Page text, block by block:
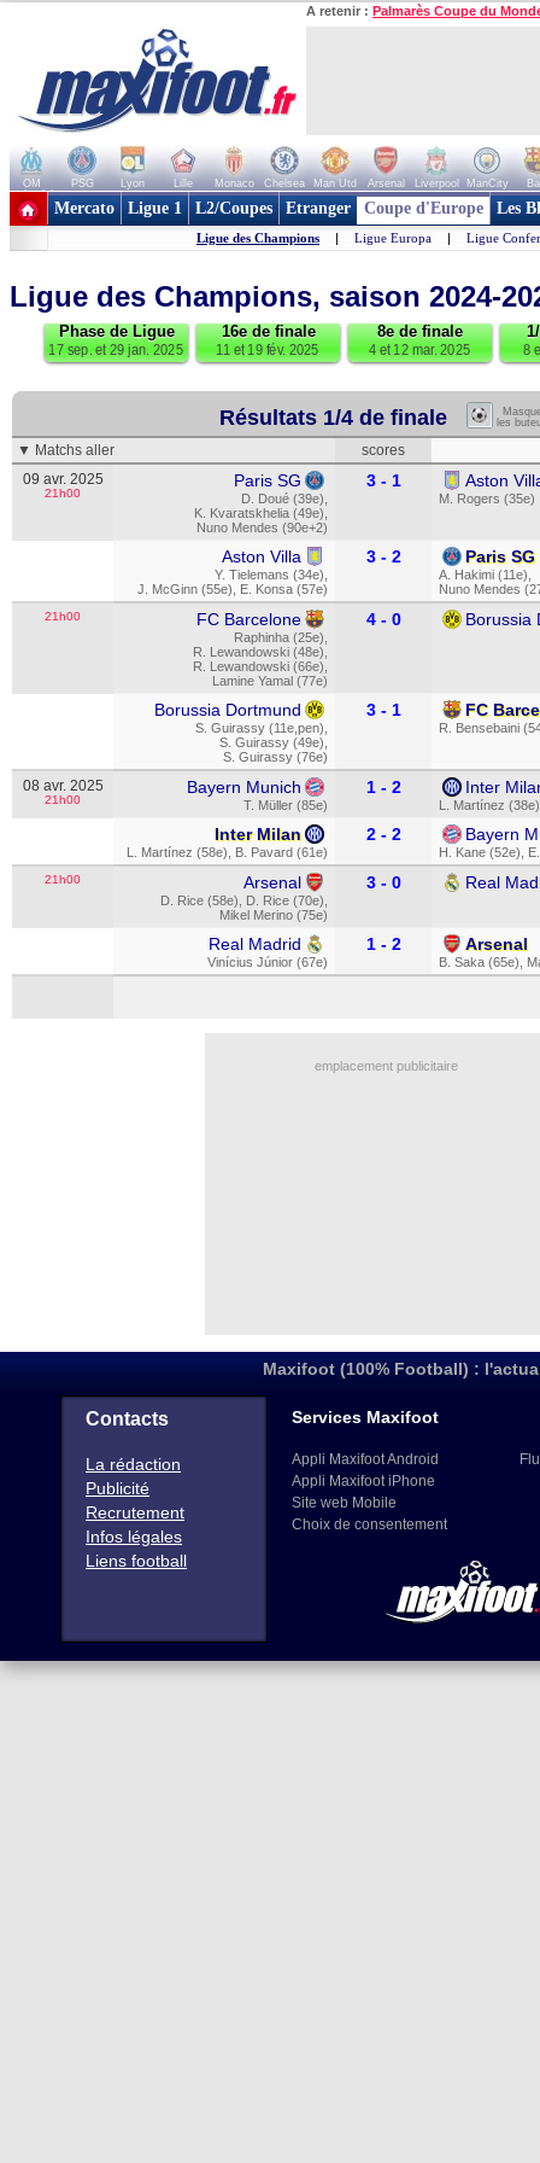
A retenir : Palmarès Coupe du
OM PSG Lyon Lille Monaco Chelsea Man Utd Arsenal Liverpool ManCity
+ de clubs
Mercato Ligue 1 L2/Coupes Etranger Coupe d'Europe Les
Ligue des Champions | Ligue Europa | Ligue
Ligue des Champions, saison 2024-
Phase de Ligue
17 sep. et 29 jan. 2025
16e de finale
11 et 19 fév. 2025
8e de finale
4 et 12 mar. 2025 8
Résultats 1/4 de finale
les
▼ Matchs aller
scores
09 avr. 2025
21h00
Paris SG
D. Doué (39e)
K. Kvaratskhelia (49e)
Nuno Mendes (90e+2)
3 - 1 Aston
M. Rogers (35e)
Aston Villa
Y. Tielemans (34e)
J. McGinn (55e)
E. Konsa (57e)
3 - 2 Paris SG
A. Hakimi (11e)
Nuno Mendes
21h00 FC Barcelone
Raphinha (25e)
R. Lewandowski (48e)
R. Lewandowski (66e)
Lamine Yamal (77e)
4 - 0 Borussia
Borussia Dortmund
S. Guirassy (11e,pen)
S. Guirassy (49e)
S. Guirassy (76e)
3 - 1 FC
R. Bensebaini
08 avr. 2025
21h00
Bayern Munich
T. Müller (85e)
1 - 2 Inter
L. Martínez (38e)
Inter Milan
L. Martínez (58e) B. Pavard (61e)
2 - 2 Bayern
H. Kane (52e)
21h00 Arsenal
D. Rice (58e) D. Rice (70e)
Mikel Merino (75e)
3 - 0 Real
Real Madrid
Vinícius Júnior (67e)
1 - 2 Arsenal
B. Saka (65e)
emplacement publicitaire
Maxifoot (100% Football) :
Contacts
La rédaction
Publicité
Recrutement
Infos légales
Liens football
Services Maxifoot
Appli Maxifoot Android
Appli Maxifoot iPhone
Site web Mobile
Choix de consentement